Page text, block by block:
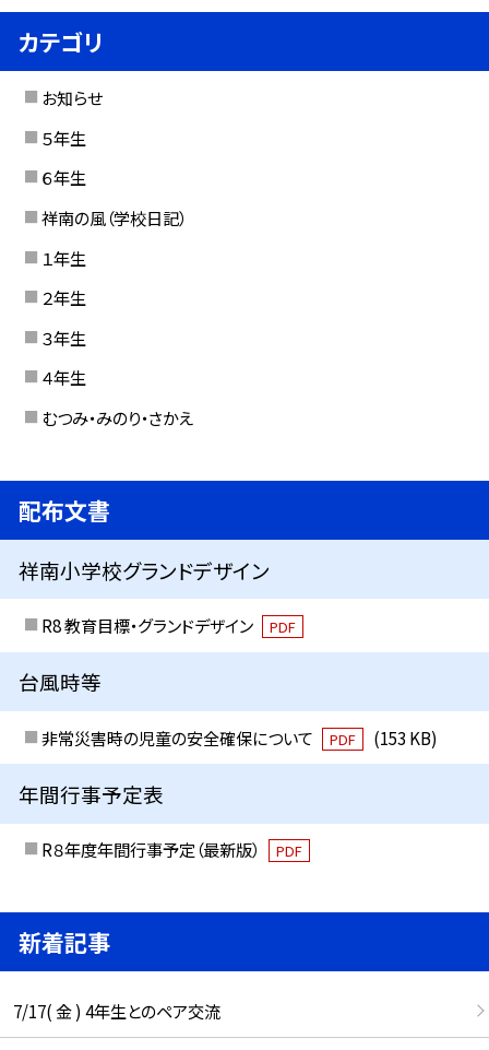
カテゴリ
お知らせ
５年生
６年生
祥南の風（学校日記）
１年生
２年生
３年生
４年生
むつみ・みのり・さかえ
配布文書
祥南小学校グランドデザイン
R8 教育目標・グランドデザイン PDF
台風時等
非常災害時の児童の安全確保について PDF (153 KB)
年間行事予定表
R８年度年間行事予定（最新版） PDF
新着記事
7/17( 金 ) 4年生とのペア交流